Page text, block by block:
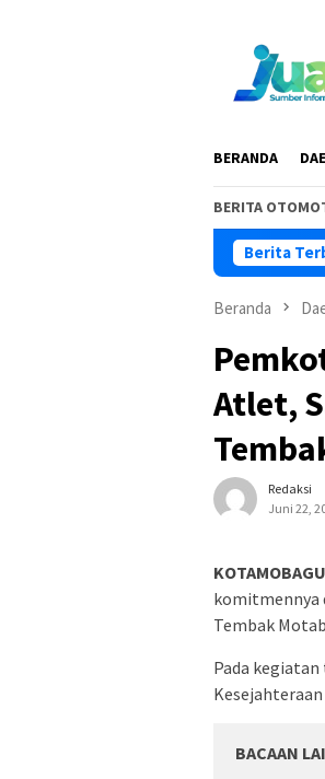
BERANDA
BERITA
Berita
Beranda
Atlet,
Redaksi
Juni 22,
komitmennya
Tembak
Pada
BACAAN